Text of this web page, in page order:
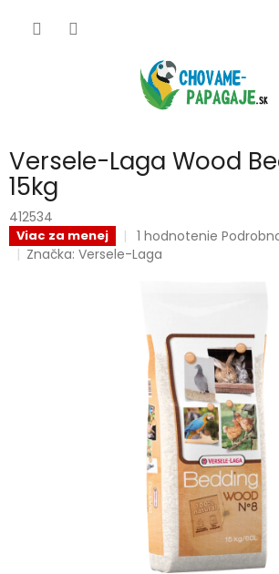
Versele-Laga Wood
15kg
412534
Viac za menej
Priemerné
hodnotenie
hviezdičiek.
1 hodnotenie
Značka:Versele-Laga